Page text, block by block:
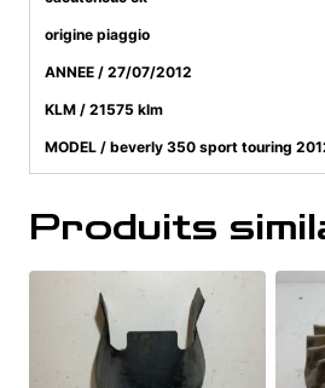
origine piaggio
ANNEE / 27/07/2012
KLM / 21575 klm
MODEL / beverly 350 sport touring
Produits